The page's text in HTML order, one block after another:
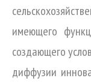
имеющего
создающего
диффузии